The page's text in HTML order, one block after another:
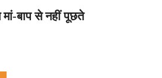
बाप से नहीं पूछते